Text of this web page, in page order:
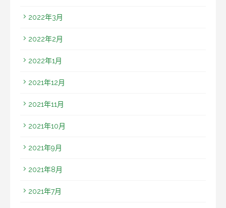
2022年3月
2022年2月
2022年1月
2021年12月
2021年11月
2021年10月
2021年9月
2021年8月
2021年7月